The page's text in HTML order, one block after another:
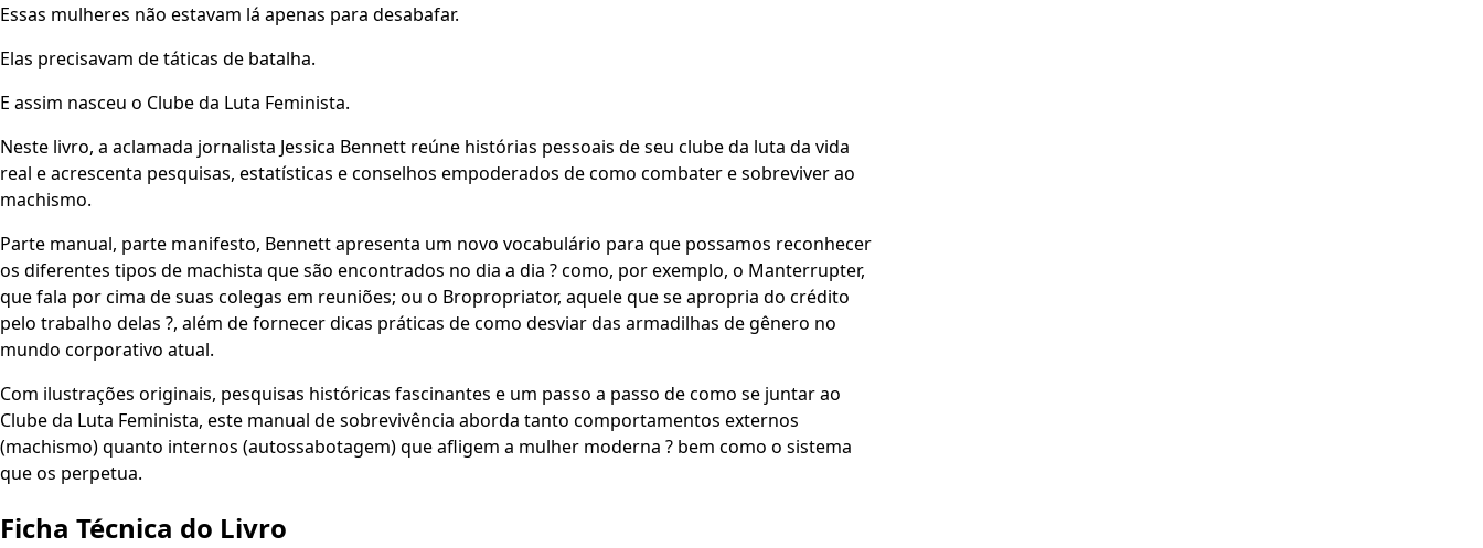
Essas mulheres não estavam lá apenas para desabafar.
Elas precisavam de táticas de batalha.
E assim nasceu o Clube da Luta Feminista.
Neste livro, a aclamada jornalista Jessica Bennett reúne histórias pessoais de seu clube da luta da vida
real e acrescenta pesquisas, estatísticas e conselhos empoderados de como combater e sobreviver ao
machismo.
Parte manual, parte manifesto, Bennett apresenta um novo vocabulário para que possamos reconhecer
os diferentes tipos de machista que são encontrados no dia a dia ? como, por exemplo, o Manterrupter,
que fala por cima de suas colegas em reuniões; ou o Bropropriator, aquele que se apropria do crédito
pelo trabalho delas ?, além de fornecer dicas práticas de como desviar das armadilhas de gênero no
mundo corporativo atual.
Com ilustrações originais, pesquisas históricas fascinantes e um passo a passo de como se juntar ao
Clube da Luta Feminista, este manual de sobrevivência aborda tanto comportamentos externos
(machismo) quanto internos (autossabotagem) que afligem a mulher moderna ? bem como o sistema
que os perpetua.
Ficha Técnica do Livro